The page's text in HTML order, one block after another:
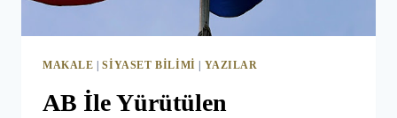
MAKALE |SIYASET BILIMI YAZILAR
AB İle Yürütülen